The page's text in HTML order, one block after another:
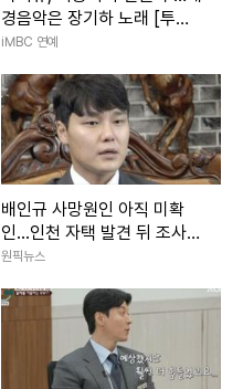
경음악은 장기하 노래 [투데
이픽]
iMBC 연예
배인규 사망원인 아직 미확
인...인천 자택 발견 뒤 조사
진행
원픽뉴스